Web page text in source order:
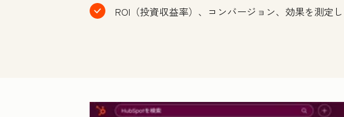
ROI（投資収益率）、コンバージョン、効果を測定